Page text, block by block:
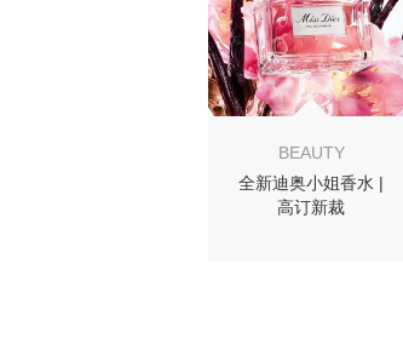
BEAUTY
全新迪奥小姐香水 |
高订新裁